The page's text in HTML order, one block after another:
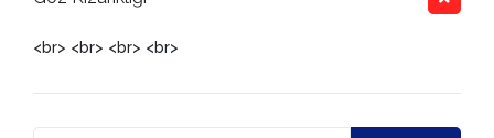
<br> <br> <br> <br>